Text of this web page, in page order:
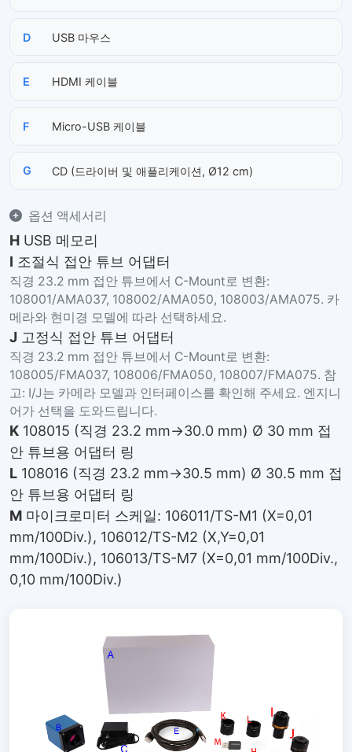
D USB 마우스
E HDMI 케이블
F Micro-USB 케이블
G CD (드라이버 및 애플리케이션, Ø12 cm)
옵션 액세서리
H USB 메모리
I 조절식 접안 튜브 어댑터
직경 23.2 mm 접안 튜브에서 C-Mount로 변환:
108001/AMA037, 108002/AMA050, 108003/AMA075. 카
메라와 현미경 모델에 따라 선택하세요.
J 고정식 접안 튜브 어댑터
직경 23.2 mm 접안 튜브에서 C-Mount로 변환:
108005/FMA037, 108006/FMA050, 108007/FMA075. 참
고: I/J는 카메라 모델과 인터페이스를 확인해 주세요. 엔지니
어가 선택을 도와드립니다.
K 108015 (직경 23.2 mm→30.0 mm) Ø 30 mm 접
안 튜브용 어댑터 링
L 108016 (직경 23.2 mm→30.5 mm) Ø 30.5 mm 접
안 튜브용 어댑터 링
M 마이크로미터 스케일: 106011/TS-M1 (X=0,01
mm/100Div.), 106012/TS-M2 (X,Y=0,01
mm/100Div.), 106013/TS-M7 (X=0,01 mm/100Div.,
0,10 mm/100Div.)